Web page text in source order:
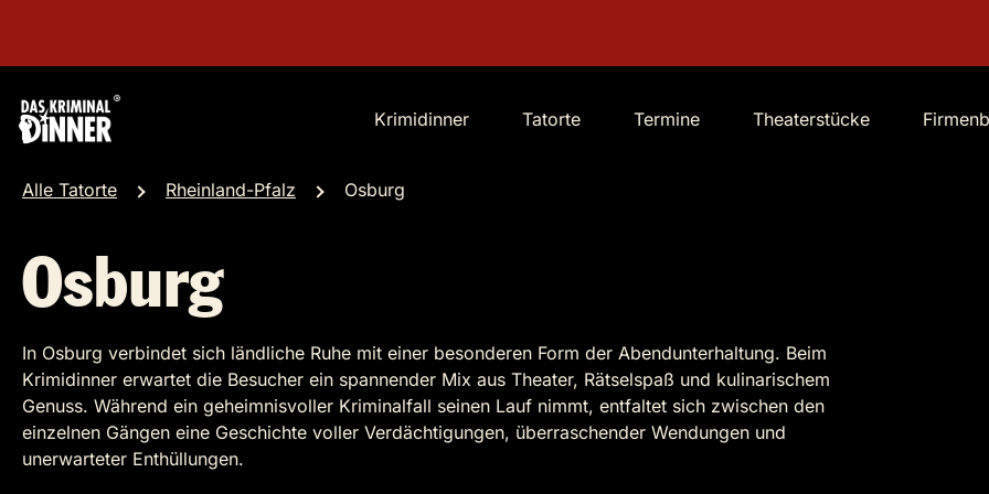
Krimidinner Tatorte Termine Theaterstücke
Alle Tatorte Rheinland-Pfalz Osburg
Osburg
In Osburg verbindet sich ländliche Ruhe mit einer besonderen Form der Abendunterhaltung. Beim
Krimidinner erwartet die Besucher ein spannender Mix aus Theater, Rätselspaß und kulinarischem
Genuss. Während ein geheimnisvoller Kriminalfall seinen Lauf nimmt, entfaltet sich zwischen den
einzelnen Gängen eine Geschichte voller Verdächtigungen, überraschender Wendungen und
unerwarteter Enthüllungen.